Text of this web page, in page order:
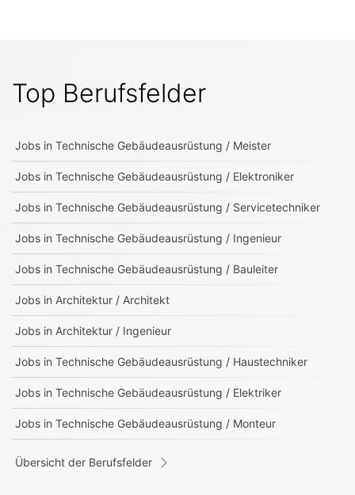
Top Berufsfelder
Jobs in Technische Gebäudeausrüstung / Meister
Jobs in Technische Gebäudeausrüstung / Elektroniker
Jobs in Technische Gebäudeausrüstung / Servicetechniker
Jobs in Technische Gebäudeausrüstung / Ingenieur
Jobs in Technische Gebäudeausrüstung / Bauleiter
Jobs in Architektur / Architekt
Jobs in Architektur / Ingenieur
Jobs in Technische Gebäudeausrüstung / Haustechniker
Jobs in Technische Gebäudeausrüstung / Elektriker
Jobs in Technische Gebäudeausrüstung / Monteur
Übersicht der Berufsfelder